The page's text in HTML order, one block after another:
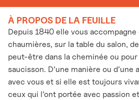
À PROPOS DE LA FEUILLE
Depuis 1840 elle vous accompagne
chaumières, sur la table du salon,
peut-être dans la cheminée ou
saucisson. D’une manière ou d’une
avec vous et si elle est toujours
ceux qui l’ont portée avec passion